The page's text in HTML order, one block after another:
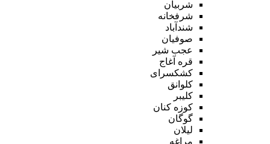
شربیان
شرفخانه
شندآباد
صوفیان
عجب شیر
قره آغاج
کشکسرای
کلوانق
کلیبر
کوزه کنان
گوگان
لیلان
مراغه